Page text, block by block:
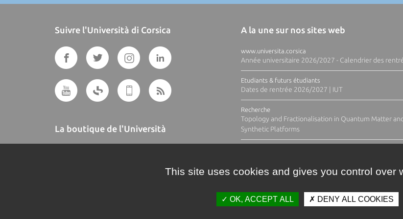
Suivre l'Università di Corsica
La boutique de l'Università
A la une sur nos sites web
www.universita.corsica
Année universitaire 2026/2027 - Calendrier des
Etudiants & futurs étudiants
Dates de rentrée 2026/2027 | IUT
Recherche
Topology and Fractionalisation in Quantum Matter and
Synthetic Platforms
This site uses cookies and gives you control over
OK, ACCEPT ALL DENY ALL COOKIES